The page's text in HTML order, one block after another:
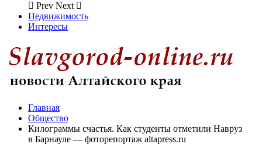
Prev Next
Недвижимость
Интересы
Главная
Общество
Килограммы счастья. Как студенты отметили Навруз
в Барнауле — фоторепортаж altapress.ru